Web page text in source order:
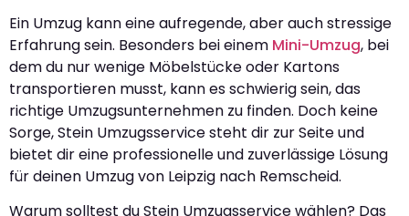
Ein Umzug kann eine aufregende, aber auch stressige
Erfahrung sein. Besonders bei einem Mini-Umzug, bei
dem du nur wenige Möbelstücke oder Kartons
transportieren musst, kann es schwierig sein, das
richtige Umzugsunternehmen zu finden. Doch keine
Sorge, Stein Umzugsservice steht dir zur Seite und
bietet dir eine professionelle und zuverlässige Lösung
für deinen Umzug von Leipzig nach Remscheid.
Warum solltest du Stein Umzugsservice wählen? Das